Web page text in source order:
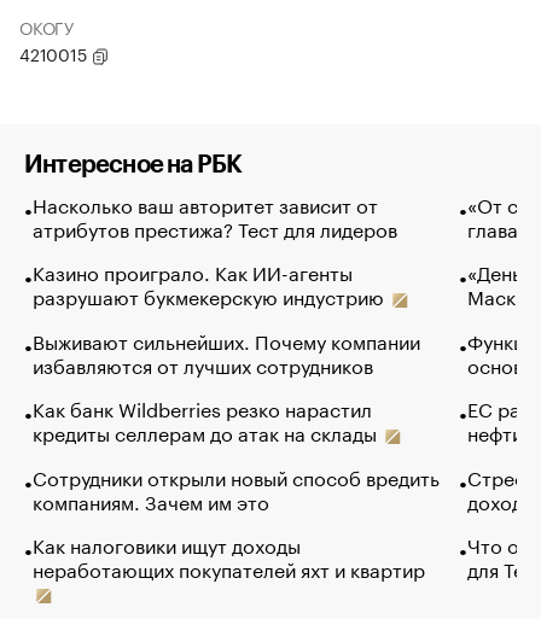
ОКОГУ
4210015
Интересное на РБК
Насколько ваш авторитет зависит от
атрибутов престижа? Тест для лидеров
Казино проиграло. Как ИИ-агенты
разрушают букмекерскую индустрию
Выживают сильнейших. Почему компании
избавляются от лучших сотрудников
Как банк Wildberries резко нарастил
кредиты селлерам до атак на склады
Сотрудники открыли новый способ вредить
компаниям. Зачем им это
Как налоговики ищут доходы
неработающих покупателей яхт и квартир
«От
глава
Маск в
основ
ЕС
нефти
Что
для